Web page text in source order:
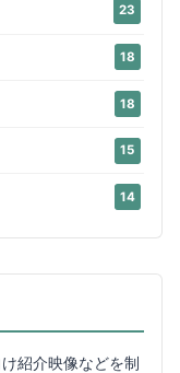
23
18
18
15
14
紹介映像などを制